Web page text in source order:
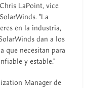
LaPoint, vice
"La
en la industria,
dan a los
que necesitan para
y estable."
Manager de